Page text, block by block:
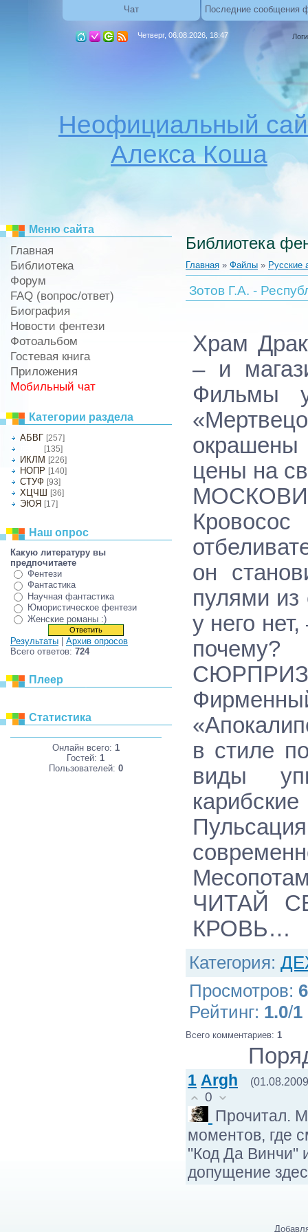
Чат Последние сообщения
Четверг, 06.08.2026, 18:47
Неофициальный
Алекса Коша
Меню сайта
Главная
Библиотека
Форум
FAQ (вопрос/ответ)
Биография
Новости фентези
Фотоальбом
Гостевая книга
Приложения
Мобильный чат
Категории раздела
АБВГ [257]
[135]
ИКЛМ [226]
НОПР [140]
СТУФ [93]
ХЦЧШ [36]
ЭЮЯ [17]
Наш опрос
Какую литературу вы
предпочитаете
Фентези
Фантастика
Научная фантастика
Юмористическое фентези
Женские романы :)
Результаты
Архив опросов
Всего ответов: 724
Плеер
Статистика
Онлайн всего: 1
Гостей: 1
Пользователей: 0
Библиотека
Главная » Файлы » Русские
Зотов Г.А. -
Храм
– и
Фильмы
цены на
он
пулями
у него
почему?
в стиле
виды
ЧИТАЙ
КРОВЬ…
Категория:
Просмотров:
Рейтинг: 1.0/1
Всего комментариев: 1
1 Argh
0
Прочитал.
моментов, где
"Код Да Винчи"
допущение